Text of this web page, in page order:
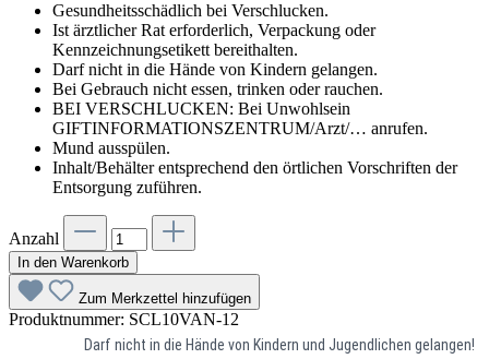
Gesundheitsschädlich bei Verschlucken.
Ist ärztlicher Rat erforderlich, Verpackung oder
Kennzeichnungsetikett bereithalten.
Darf nicht in die Hände von Kindern gelangen.
Bei Gebrauch nicht essen, trinken oder rauchen.
BEI VERSCHLUCKEN: Bei Unwohlsein
GIFTINFORMATIONSZENTRUM/Arzt/… anrufen.
Mund ausspülen.
Inhalt/Behälter entsprechend den örtlichen Vorschriften der
Entsorgung zuführen.
Anzahl
In den Warenkorb
Zum Merkzettel hinzufügen
Produktnummer: SCL10VAN-12
Darf nicht in die Hände von Kindern und Jugendlichen gelangen!